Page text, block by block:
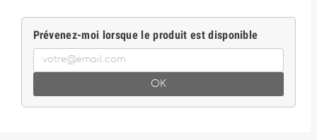
Prévenez-moi lorsque le produit est disponible
OK